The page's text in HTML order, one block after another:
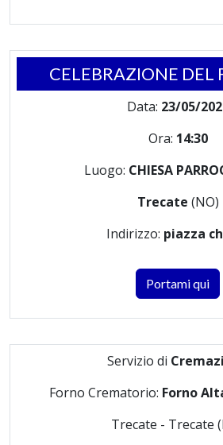
CELEBRAZIONE DEL
Data: 23/05/
Ora: 14:30
Luogo: CHIESA
Trecate (NO)
Indirizzo: piazza
Portami qui
Servizio di
Forno Crematorio: Forno
Trecate - Trecate